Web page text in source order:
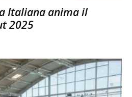
Italiana anima il
2025